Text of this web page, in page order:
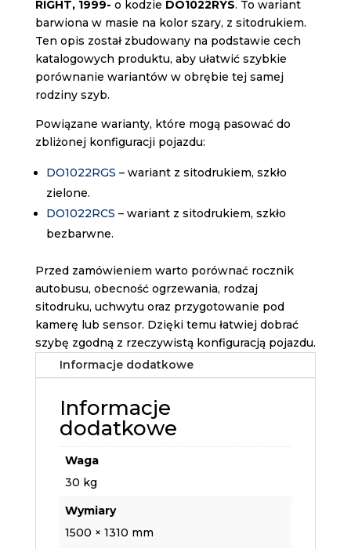
RIGHT, 1999- o kodzie DO1022RYS. To wariant
barwiona w masie na kolor szary, z sitodrukiem.
Ten opis został zbudowany na podstawie cech
katalogowych produktu, aby ułatwić szybkie
porównanie wariantów w obrębie tej samej
rodziny szyb.
Powiązane warianty, które mogą pasować do
zbliżonej konfiguracji pojazdu:
DO1022RGS – wariant z sitodrukiem, szkło
zielone.
DO1022RCS – wariant z sitodrukiem, szkło
bezbarwne.
Przed zamówieniem warto porównać rocznik
autobusu, obecność ogrzewania, rodzaj
sitodruku, uchwytu oraz przygotowanie pod
kamerę lub sensor. Dzięki temu łatwiej dobrać
szybę zgodną z rzeczywistą konfiguracją pojazdu.
Informacje dodatkowe
Informacje
dodatkowe
Waga
30 kg
Wymiary
1500 × 1310 mm